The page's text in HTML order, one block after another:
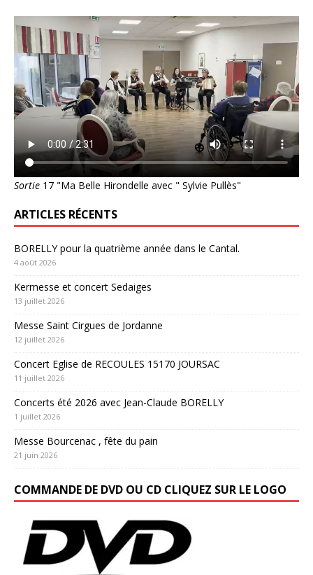
Sortie 17 "Ma Belle Hirondelle avec " Sylvie Pullès"
ARTICLES RÉCENTS
BORELLY pour la quatrième année dans le Cantal.
4 août 2026
Kermesse et concert Sedaiges
13 juillet 2026
Messe Saint Cirgues de Jordanne
12 juillet 2026
Concert Eglise de RECOULES 15170 JOURSAC
11 juillet 2026
Concerts été 2026 avec Jean-Claude BORELLY
1 juillet 2026
Messe Bourcenac , fête du pain
21 juin 2026
COMMANDE DE DVD OU CD CLIQUEZ SUR LE LOGO